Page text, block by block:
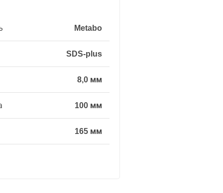
Metabo
SDS-plus
8,0 мм
100 мм
165 мм